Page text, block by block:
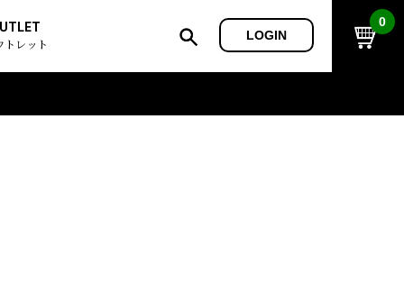
トレット
LOGIN
0